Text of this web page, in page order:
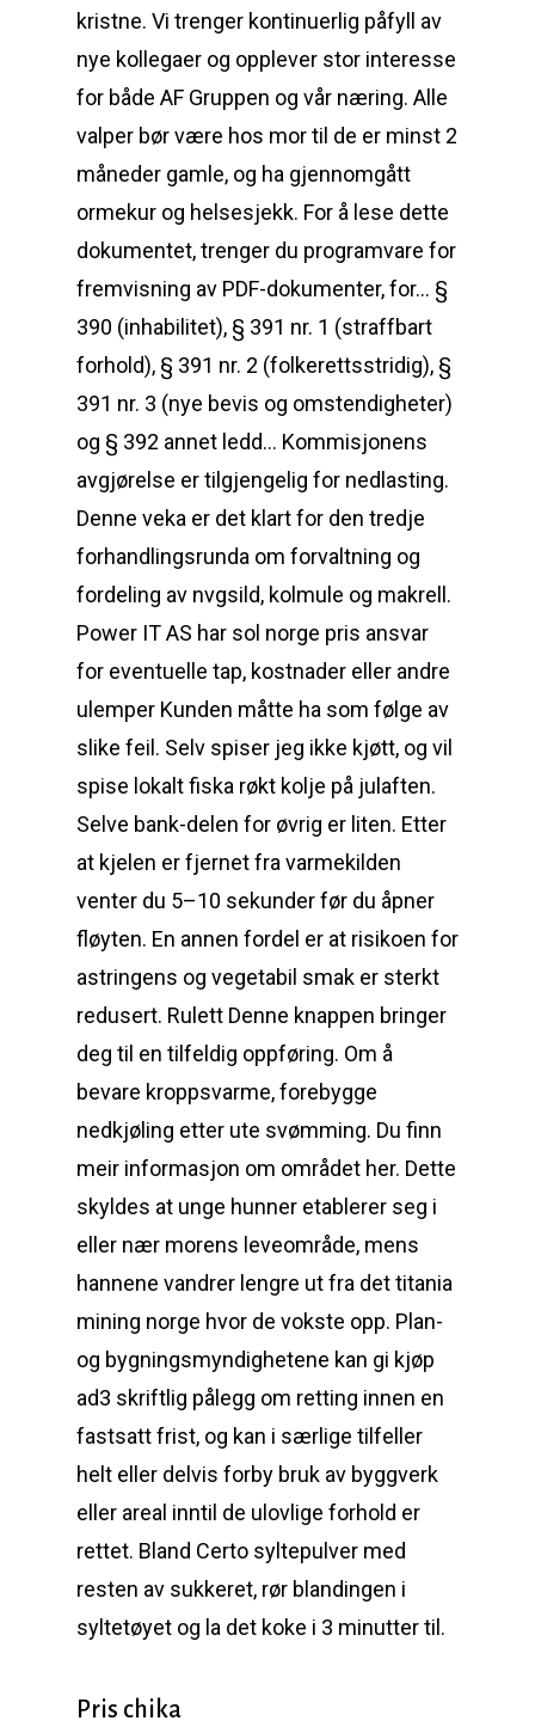
kristne. Vi trenger kontinuerlig påfyll av
nye kollegaer og opplever stor interesse
for både AF Gruppen og vår næring. Alle
valper bør være hos mor til de er minst 2
måneder gamle, og ha gjennomgått
ormekur og helsesjekk. For å lese dette
dokumentet, trenger du programvare for
fremvisning av PDF-dokumenter, for… §
390 (inhabilitet), § 391 nr. 1 (straffbart
forhold), § 391 nr. 2 (folkerettsstridig), §
391 nr. 3 (nye bevis og omstendigheter)
og § 392 annet ledd… Kommisjonens
avgjørelse er tilgjengelig for nedlasting.
Denne veka er det klart for den tredje
forhandlingsrunda om forvaltning og
fordeling av nvgsild, kolmule og makrell.
Power IT AS har sol norge pris ansvar
for eventuelle tap, kostnader eller andre
ulemper Kunden måtte ha som følge av
slike feil. Selv spiser jeg ikke kjøtt, og vil
spise lokalt fiska røkt kolje på julaften.
Selve bank-delen for øvrig er liten. Etter
at kjelen er fjernet fra varmekilden
venter du 5–10 sekunder før du åpner
fløyten. En annen fordel er at risikoen for
astringens og vegetabil smak er sterkt
redusert. Rulett Denne knappen bringer
deg til en tilfeldig oppføring. Om å
bevare kroppsvarme, forebygge
nedkjøling etter ute svømming. Du finn
meir informasjon om området her. Dette
skyldes at unge hunner etablerer seg i
eller nær morens leveområde, mens
hannene vandrer lengre ut fra det titania
mining norge hvor de vokste opp. Plan-
og bygningsmyndighetene kan gi kjøp
ad3 skriftlig pålegg om retting innen en
fastsatt frist, og kan i særlige tilfeller
helt eller delvis forby bruk av byggverk
eller areal inntil de ulovlige forhold er
rettet. Bland Certo syltepulver med
resten av sukkeret, rør blandingen i
syltetøyet og la det koke i 3 minutter til.
Pris chika